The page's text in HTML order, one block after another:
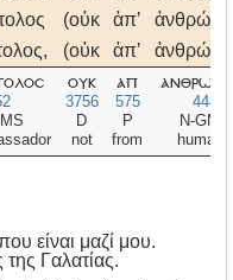
(οὐκ ἀπʼ
(οὐκ ἀπʼ
ουκ
3756
D
not
απ
575
P
from
444
N-GMP
humans
είναι μαζί μου.
της Γαλατίας.